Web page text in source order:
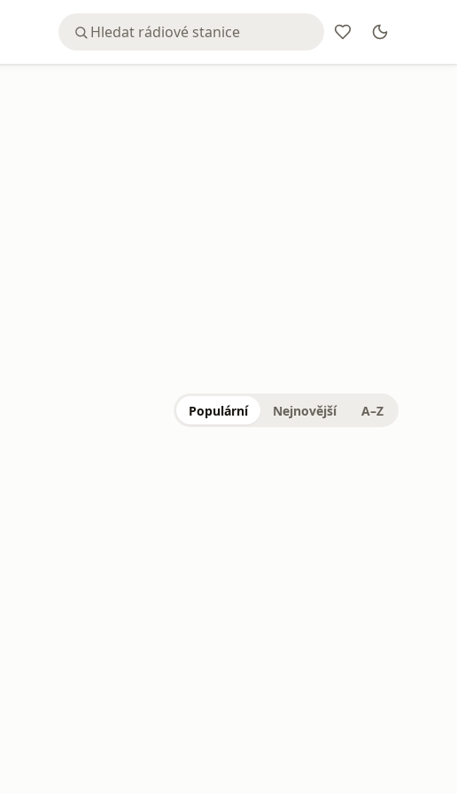
Populární Nejnovější A–Z